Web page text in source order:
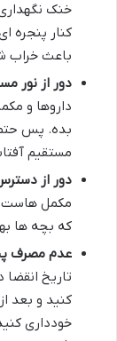
خنک
کنار پنجره
باعث
دور از نور
داروها و
بده. پس
مستقیم
دور از
مکمل هاست.
که بچه ها
عدم مصرف
تاریخ
کنید و بعد
خودداری